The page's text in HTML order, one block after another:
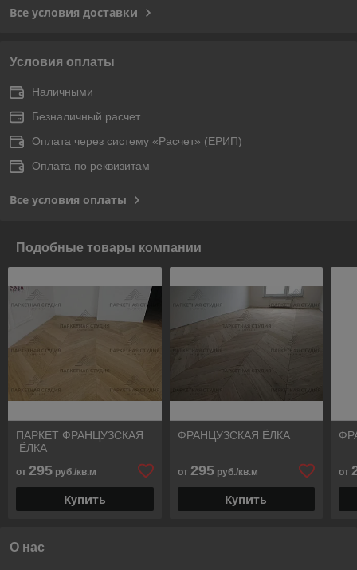
Все условия доставки
Условия оплаты
Наличными
Безналичный расчет
Оплата через систему «Расчет» (ЕРИП)
Оплата по реквизитам
Все условия оплаты
Подобные товары компании
ПАРКЕТ ФРАНЦУЗСКАЯ
ЁЛКА
от 295 руб./кв.м
Купить
ФРАНЦУЗСКАЯ ЁЛКА
от 295руб./кв.м
Купить
от
О нас